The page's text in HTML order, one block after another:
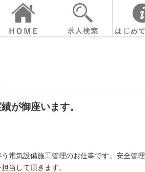
が御座います。
電気設備施工管理のお仕事です。安全管理
当して頂きます。